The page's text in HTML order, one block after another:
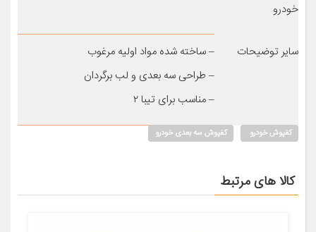
خودرو
سایر توضیحات
– ساخته شده مواد اولیه مرغوب
– طراحی سه بعدی و لب برگردان
– مناسب برای تیبا ۲
کفپوش خودرو کفپوش سه بعدی خودرو
کالا های مرتبط